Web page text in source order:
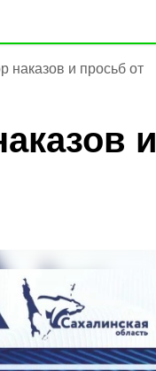
наказов и просьб от
и